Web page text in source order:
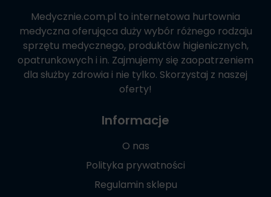
Medycznie.com.pl to internetowa hurtownia
medyczna oferująca duży wybór różnego rodzaju
sprzętu medycznego, produktów higienicznych,
opatrunkowych i in. Zajmujemy się zaopatrzeniem
dla służby zdrowia i nie tylko. Skorzystaj z naszej
oferty!
Informacje
O nas
Polityka prywatności
Regulamin sklepu